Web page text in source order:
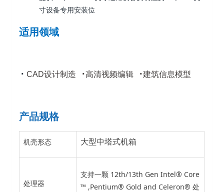
寸设备专用安装位
适用领域
· CAD设计制造 ·高清视频编辑 ·建筑信息模型
产品规格
机壳形态 大型中塔式机箱
处理器
支持一颗 12th/13th Gen Intel® Core
™ ,Pentium® Gold and Celeron® 处